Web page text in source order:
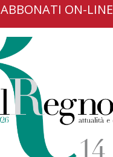
ABBONATI ON-LINE